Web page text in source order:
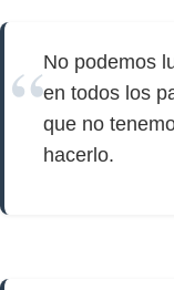
No podemos
en todos los
que no
hacerlo.